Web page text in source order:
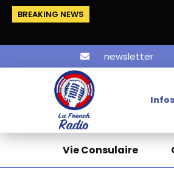
BREAKING NEWS
newsletter
Vie Consulaire